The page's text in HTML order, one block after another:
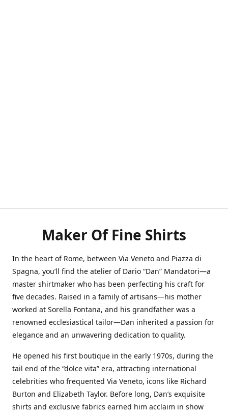
Maker Of Fine Shirts
In the heart of Rome, between Via Veneto and Piazza di
Spagna, you’ll find the atelier of Dario “Dan” Mandatori—a
master shirtmaker who has been perfecting his craft for
five decades. Raised in a family of artisans—his mother
worked at Sorella Fontana, and his grandfather was a
renowned ecclesiastical tailor—Dan inherited a passion for
elegance and an unwavering dedication to quality.
He opened his first boutique in the early 1970s, during the
tail end of the “dolce vita” era, attracting international
celebrities who frequented Via Veneto, icons like Richard
Burton and Elizabeth Taylor. Before long, Dan’s exquisite
shirts and exclusive fabrics earned him acclaim in show